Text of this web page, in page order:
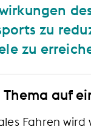
zu
zu
Thema auf
Fahren wird